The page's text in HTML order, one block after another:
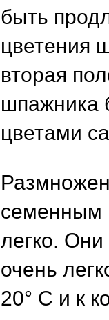
быть
цветения
вторая
шпажника
цветами
семенным
легко.
очень
20° C и к